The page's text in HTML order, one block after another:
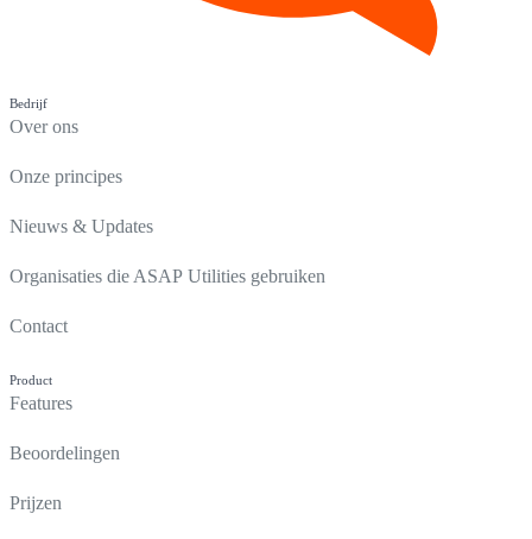
Bedrijf
Over ons
Onze principes
Nieuws & Updates
Organisaties die ASAP Utilities gebruiken
Contact
Product
Features
Beoordelingen
Prijzen